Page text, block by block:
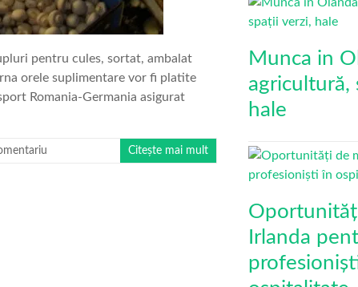
pentru cules, sortat, ambalat
orele suplimentare vor fi platite
Romania-Germania asigurat
Citește mai mult
Munca in
agricultură,
hale
Irlanda